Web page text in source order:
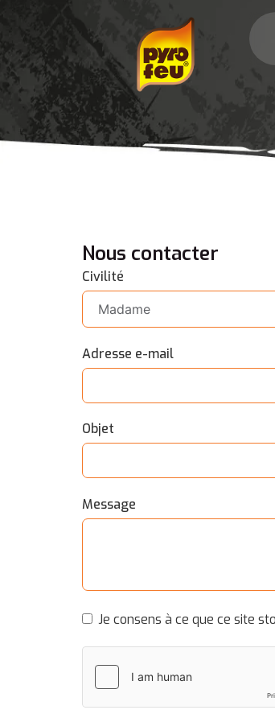
Nous contacter
Civilité
Adresse e-mail
Objet
Message
Je consens à ce que ce site